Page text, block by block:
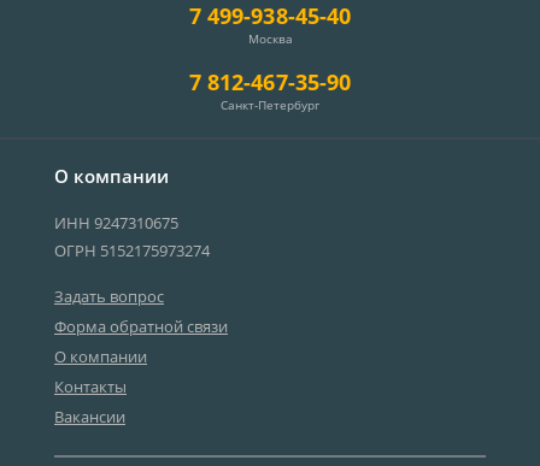
О компании
ИНН 9247310675
ОГРН 5152175973274
Задать вопрос
Форма обратной связи
О компании
Контакты
Вакансии
7 499-938-45-40
Москва
7 812-467-35-90
Санкт-Петербург